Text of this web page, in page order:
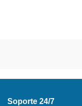
Soporte 24/7